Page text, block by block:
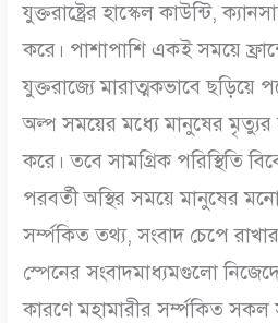
যুক্তরাষ্ট্রের হাস্কেল কাউন্টি,
করে। পাশাপাশি একই সময়ে
যুক্তরাজ্যে মারাত্মকভাবে ছড়িয়ে
অল্প সময়ের মধ্যে মানুষের
করে। তবে সামগ্রিক পরিস্থিতি
পরবর্তী অস্থির সময়ে মানুষের
সর্ম্পকিত তথ্য, সংবাদ চেপে রাখার
স্পেনের সংবাদমাধ্যমগুলো
কারণে মহামারীর সর্ম্পকিত সকল